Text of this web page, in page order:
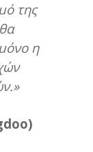
της
η